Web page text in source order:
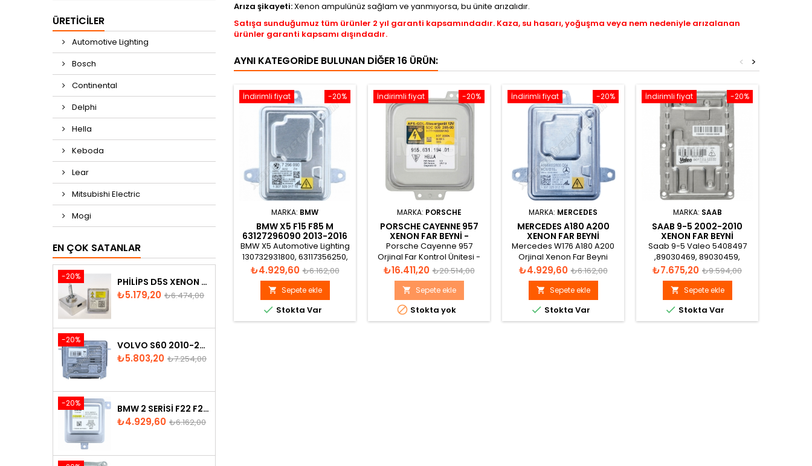
ÜRETICILER
Automotive Lighting
Bosch
Continental
Delphi
Hella
Keboda
Lear
Mitsubishi Electric
Mogi
EN ÇOK SATANLAR
-20% PHILIPS D5S XENON AMPUL
Fiyat
₺5.179,20 Normal
₺6.474,00
-20% VOLVO S60 2010-2018 XENON FAR BEYNI 31297942
Fiyat
₺5.803,20 Normal
₺7.254,00
-20% BMW 2 SERISI F22 F23 2013-2016 XENON FAR BEYNI 7318327
Fiyat
₺4.929,60 Normal
₺6.162,00
Arıza şikayeti:Xenon ampulünüz sağlam ve yanmıyorsa, bu ünite arızalıdır.
Satışa sunduğumuz tüm ürünler 2 yıl garanti kapsamındadır. Kaza, su hasarı, yoğuşma veya nem nedeniyle arızalanan
ürünler garanti kapsamı dışındadır.
AYNI KATEGORIDE BULUNAN DIĞER 16 ÜRÜN: >
<
-20%
İndirimli fiyat
MARKA: BMW
BMW X5 F15 F85 M
63127296090 2013-2016
XENON FAR BEYNI
BMW X5 Automotive Lighting
130732931800, 63117356250,
63127296090, 63117317408,
7296090, 7317408, 7356250
Xenon Far Beyni
Fiyat
₺4.929,60 Normal
fiyat
₺6.162,00
 Sepete ekle
 Stokta Var
-20%
İndirimli fiyat
MARKA: PORSCHE
PORSCHE CAYENNE 957
XENON FAR BEYNI -
95563119401
Porsche Cayenne 957
Orjinal Far Kontrol Ünitesi -
955.631.194.01 5DC 009 285-
00 AFS-GDL-Steuergerat 12V
1100V DC/85V AC 35W nom.
HELLA DOT 2000h Al99.5 D1S
HW-Version: 3.0 SW-
Version: VR 7.3 Diagnostic-
Fiyat
₺16.411,20 Normal
fiyat
₺20.514,00
 Sepete ekle
 Stokta yok
-20%
İndirimli fiyat
MARKA: MERCEDES
MERCEDES A180 A200
XENON FAR BEYNI
A1669002800
Mercedes W176 A180 A200
Orjinal Xenon Far Beyni
Katalog görünümü
Fiyat
₺4.929,60 Normal
fiyat
₺6.162,00
 Sepete ekle
 Stokta Var
-20%
İndirimli fiyat
MARKA: SAAB
SAAB 9-5 2002-2010
XENON FAR BEYNI
5408497
Saab 9-5 Valeo 5408497
,89030469, 89030459,
89027878, 89027879,
89030469, 89032131,
89031486 Xenon Far Beyni
Fiyat
₺7.675,20 Normal
fiyat
₺9.594,00
 Sepete ekle
 Stokta Var